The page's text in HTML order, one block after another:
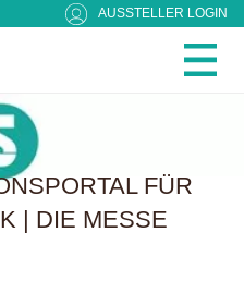
AUSSTELLER LOGIN
FÜR
| DIE MESSE